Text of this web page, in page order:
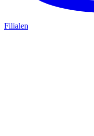
Filialen